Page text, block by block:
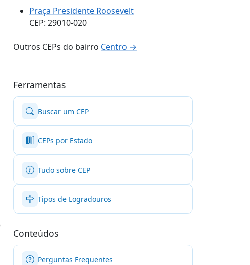
Praça Presidente Roosevelt
CEP: 29010-020
Outros CEPs do bairro Centro →
Ferramentas
Buscar um CEP
CEPs por Estado
Tudo sobre CEP
Tipos de Logradouros
Conteúdos
Perguntas Frequentes